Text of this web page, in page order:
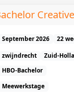
September 2026 22
zwijndrecht
Zuid-
HBO-Bachelor
Meewerkstage